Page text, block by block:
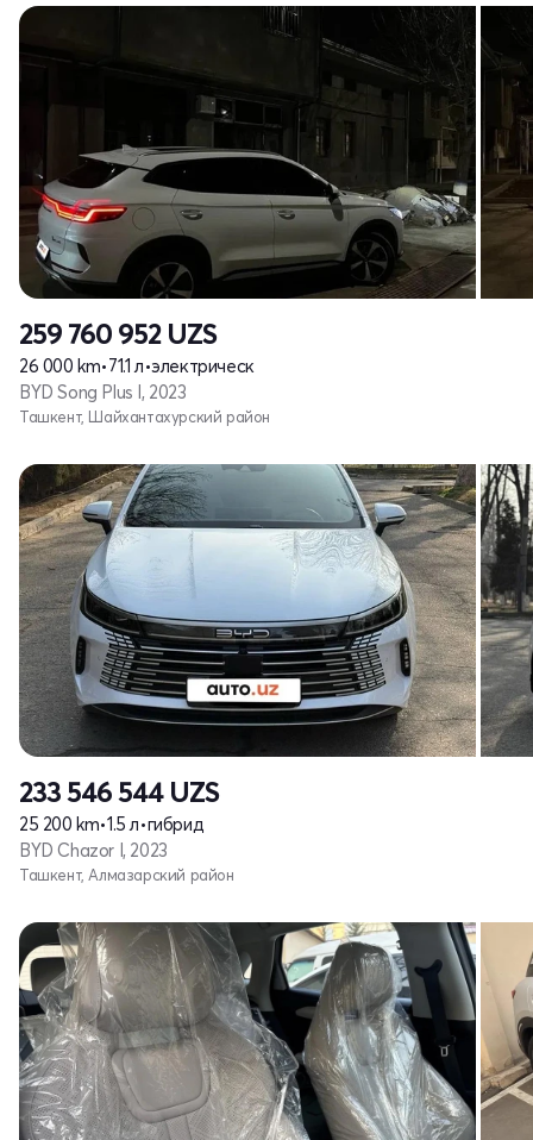
259 760 952 UZS
26 000 km•71.1 л•электрическ
BYD Song Plus I, 2023
Ташкент, Шайхантахурский район
233 546 544 UZS
25 200 km•1.5 л•гибрид
BYD Chazor I, 2023
Ташкент, Алмазарский район